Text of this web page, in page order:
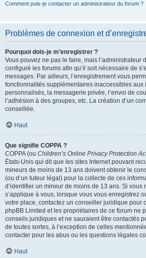
Comment puis-je contacter un administrateur du forum ?
Problèmes de connexion et
Pourquoi dois-je m’enregistrer ?
Vous pouvez ne pas le faire, mais l’administrateur
configuré les forums afin qu’il soit nécessaire de
messages. Par ailleurs, l’enregistrement vous
fonctionnalités supplémentaires inaccessibles aux
personnalisés, la messagerie privée, l’envoi de
l’adhésion à des groupes, etc. La création d’un
conseillée.
Haut
Que signifie COPPA ?
COPPA (ou Children’s Online Privacy Protection
États-Unis qui dit que les sites Internet pouvant
mineurs de moins de 13 ans doivent obtenir le
(ou d’un tuteur légal) pour la collecte de ces
d’identifier un mineur de moins de 13 ans. Si vous
s’applique à vous, lorsque vous vous enregistrez
votre place, contactez un conseiller juridique pour
phpBB Limited et les propriétaires de ce forum ne
conseils juridiques et ne sauraient être contactés
de toutes sortes, à l’exception de celles
contacter pour les abus ou les questions légales
Haut